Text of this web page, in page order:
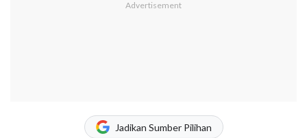
Jadikan Sumber Pilihan